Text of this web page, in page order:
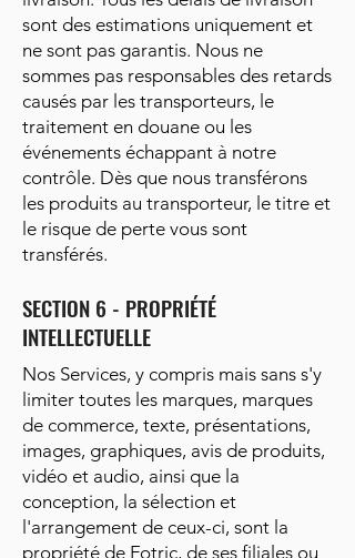
sont des estimations uniquement et
ne sont pas garantis. Nous ne
sommes pas responsables des retards
causés par les transporteurs, le
traitement en douane ou les
événements échappant à notre
contrôle. Dès que nous transférons
les produits au transporteur, le titre et
le risque de perte vous sont
transférés.
SECTION 6 - PROPRIÉTÉ
INTELLECTUELLE
Nos Services, y compris mais sans s'y
limiter toutes les marques, marques
de commerce, texte, présentations,
images, graphiques, avis de produits,
vidéo et audio, ainsi que la
conception, la sélection et
l'arrangement de ceux-ci, sont la
propriété de Fotric, de ses filiales ou